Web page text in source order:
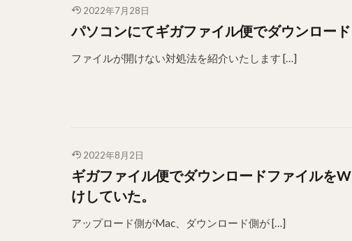
2022年7月28日
パソコンにてギガファイル便でダウンロー
ファイルが開けない対処法を紹介いたします […]
2022年8月2日
ギガファイル便でダウンロードファイルを
けしていた。
アップロード側がMac、ダウンロード側が […]